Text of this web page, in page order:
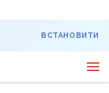
ВСТАНОВИТИ